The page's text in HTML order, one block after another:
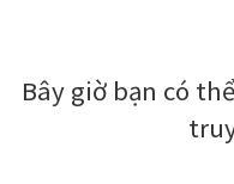
Bây giờ bạn có